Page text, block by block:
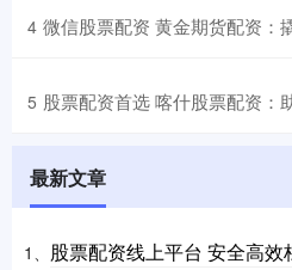
4 微信股票配资 黄金期货配资：
5 股票配资首选 喀什股票配资：
最新文章
1、 股票配资线上平台 安全高效